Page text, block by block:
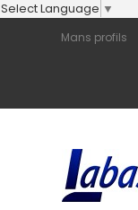
Select Language ▼
Mans profils